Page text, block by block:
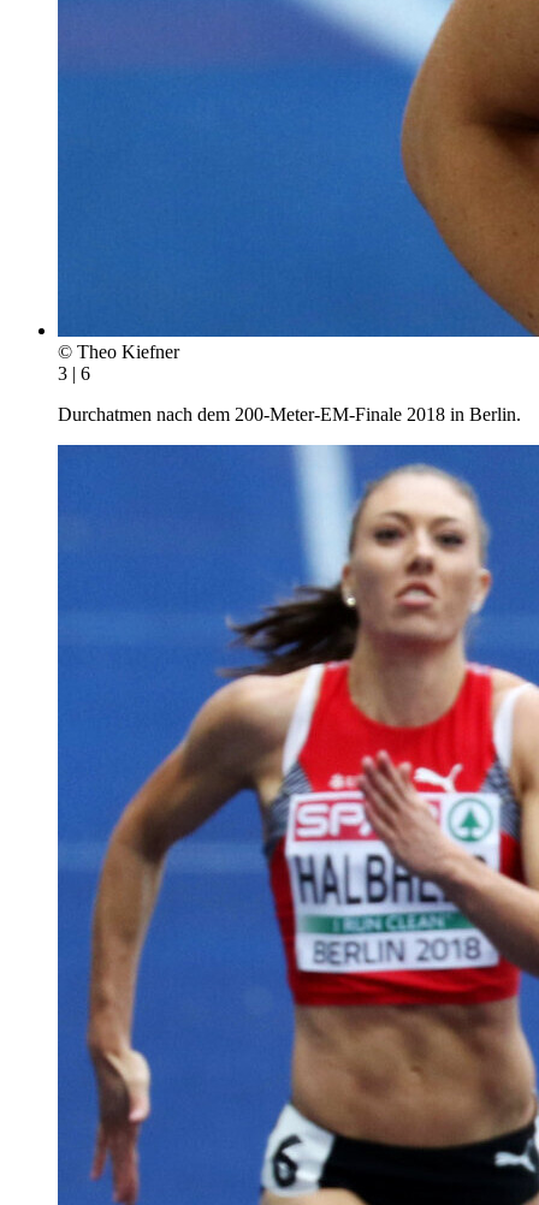
© Theo Kiefner
3 | 6
Durchatmen nach dem 200-Meter-EM-Finale 2018 in Berlin.